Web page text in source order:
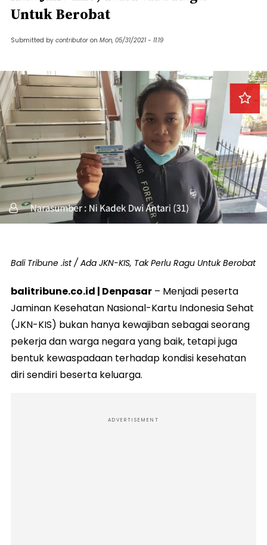
Untuk Berobat
Submitted by contributor on Mon, 05/31/2021 - 11:19
Bali Tribune .ist / Ada JKN-KIS, Tak Perlu Ragu Untuk Berobat
balitribune.co.id | Denpasar – Menjadi peserta
Jaminan Kesehatan Nasional-Kartu Indonesia Sehat
(JKN-KIS) bukan hanya kewajiban sebagai seorang
pekerja dan warga negara yang baik, tetapi juga
bentuk kewaspadaan terhadap kondisi kesehatan
diri sendiri beserta keluarga.
ADVERTISEMENT